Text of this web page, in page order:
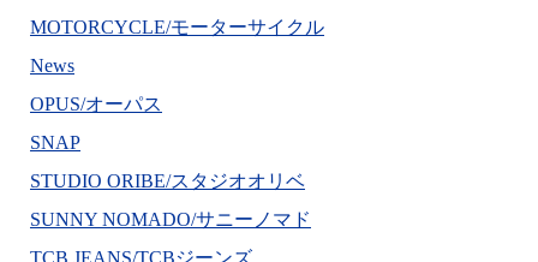
MOTORCYCLE/モーターサイクル
News
OPUS/オーパス
SNAP
STUDIO ORIBE/スタジオオリベ
SUNNY NOMADO/サニーノマド
TCB JEANS/TCBジーンズ